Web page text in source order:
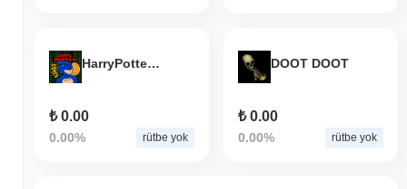
HarryPotterWojakSonic69420inu
₺ 0.00
0.00% rütbe yok
DOOT DOOT
₺ 0.00
0.00% rütbe yok